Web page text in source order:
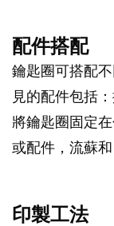
配件搭配
鑰匙圈可搭配
見的配件包括
將鑰匙圈固定
或配件，流蘇
印製工法